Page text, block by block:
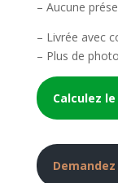
– Aucune
– Livrée avec
– Plus de
Calculez